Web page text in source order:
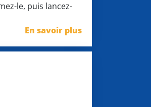
le, puis lancez-
En savoir plus